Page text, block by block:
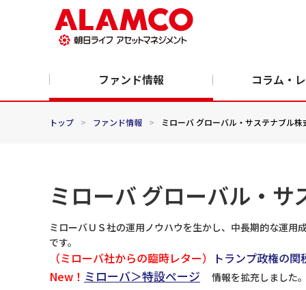
ファンド情報 コラム・
トップ > ファンド情報 > ミローバ グローバル・サステナブル株
ミローバ グローバル・
ミローバＵＳ社の運用ノウハウを生かし、中長期的な運
です。
（ミローバ社からの臨時レター）
トランプ政権の
New！ ミローバ＞特設ページ 情報を拡充しました